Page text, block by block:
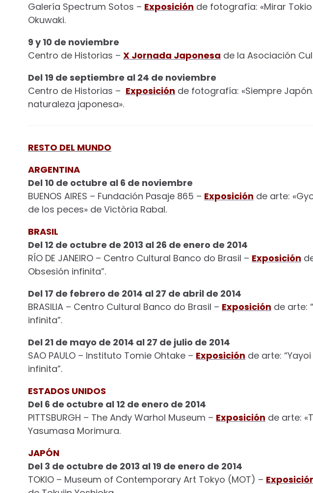
Galería Spectrum Sotos – Exposición de fotografía: «Mirar
Okuwaki.
9 y 10 de noviembre
Centro de Historias – X Jornada Japonesa de la Asociación
Del 19 de septiembre al 24 de noviembre
Centro de Historias – Exposición de fotografía: «Siempre
naturaleza japonesa».
RESTO DEL MUNDO
ARGENTINA
Del 10 de octubre al 6 de noviembre
BUENOS AIRES – Fundación Pasaje 865 – Exposición de arte:
de los peces» de Victòria Rabal.
BRASIL
Del 12 de octubre de 2013 al 26 de enero de 2014
RÍO DE JANEIRO – Centro Cultural Banco do Brasil – Exposición
Obsesión infinita”.
Del 17 de febrero de 2014 al 27 de abril de 2014
BRASILIA – Centro Cultural Banco do Brasil – Exposición de arte:
infinita”.
Del 21 de mayo de 2014 al 27 de julio de 2014
SAO PAULO – Instituto Tomie Ohtake – Exposición de arte:
infinita”.
ESTADOS UNIDOS
Del 6 de octubre al 12 de enero de 2014
PITTSBURGH – The Andy Warhol Museum – Exposición de arte:
Yasumasa Morimura.
JAPÓN
Del 3 de octubre de 2013 al 19 de enero de 2014
TOKIO – Museum of Contemporary Art Tokyo (MOT) –